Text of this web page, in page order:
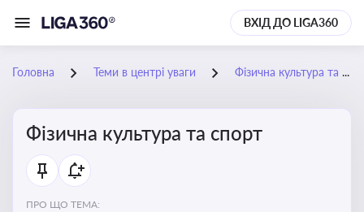
ВХІД ДО LIGA360
Головна Теми в центрі уваги Фізична культура та спорт
Фізична культура та спорт
ПРО ЩО ТЕМА: